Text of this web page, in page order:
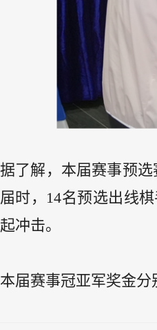
据了解，本届赛事预
届时，14名预选出线
起冲击。
本届赛事冠亚军奖金分